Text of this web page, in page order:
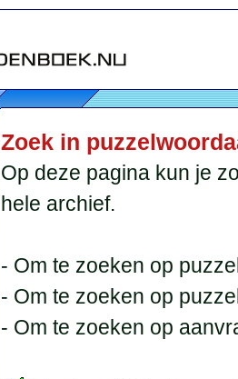
Zoek in
Op deze pagina kun je
hele archief.
- Om te zoeken op
- Om te zoeken op
- Om te zoeken op